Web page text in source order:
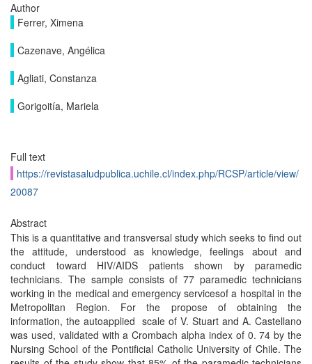
Author
Ferrer, Ximena
Cazenave, Angélica
Agliati, Constanza
Gorigoitía, Mariela
Full text
https://revistasaludpublica.uchile.cl/index.php/RCSP/article/view/
20087
Abstract
This is a quantitative and transversal study which seeks to find out
the attitude, understood as knowledge, feelings about and
conduct toward HIV/AIDS patients shown by paramedic
technicians. The sample consists of 77 paramedic technicians
working in the medical and emergency servicesof a hospital in the
Metropolitan Region. For the propose of obtaining the
information, the autoapplied scale of V. Stuart and A. Castellano
was used, validated with a Crombach alpha index of 0. 74 by the
Nursing School of the Pontificial Catholic University of Chile. The